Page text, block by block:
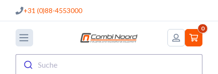
+31 (0)88-4553000
0
Suche